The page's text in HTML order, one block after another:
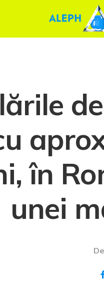
în
unei
De